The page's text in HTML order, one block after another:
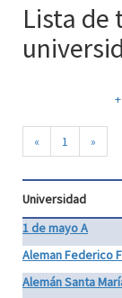
Lista de
« 1 »
Universidad
1 de mayo A
Aleman Federico
Alemán Santa